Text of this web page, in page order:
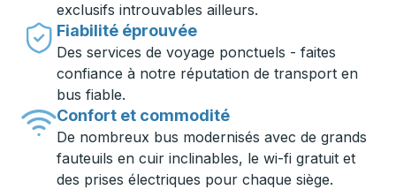
exclusifs introuvables ailleurs.
Fiabilité éprouvée
Des services de voyage ponctuels - faites
confiance à notre réputation de transport en
bus fiable.
Confort et commodité
De nombreux bus modernisés avec de grands
fauteuils en cuir inclinables, le wi-fi gratuit et
des prises électriques pour chaque siège.